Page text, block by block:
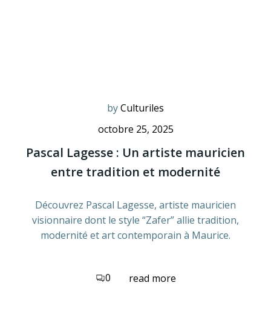
byCulturiles
octobre 25, 2025
Pascal Lagesse : Un artiste mauricien
entre tradition et modernité
Découvrez Pascal Lagesse, artiste mauricien
visionnaire dont le style “Zafer” allie tradition,
modernité et art contemporain à Maurice.
0 read more